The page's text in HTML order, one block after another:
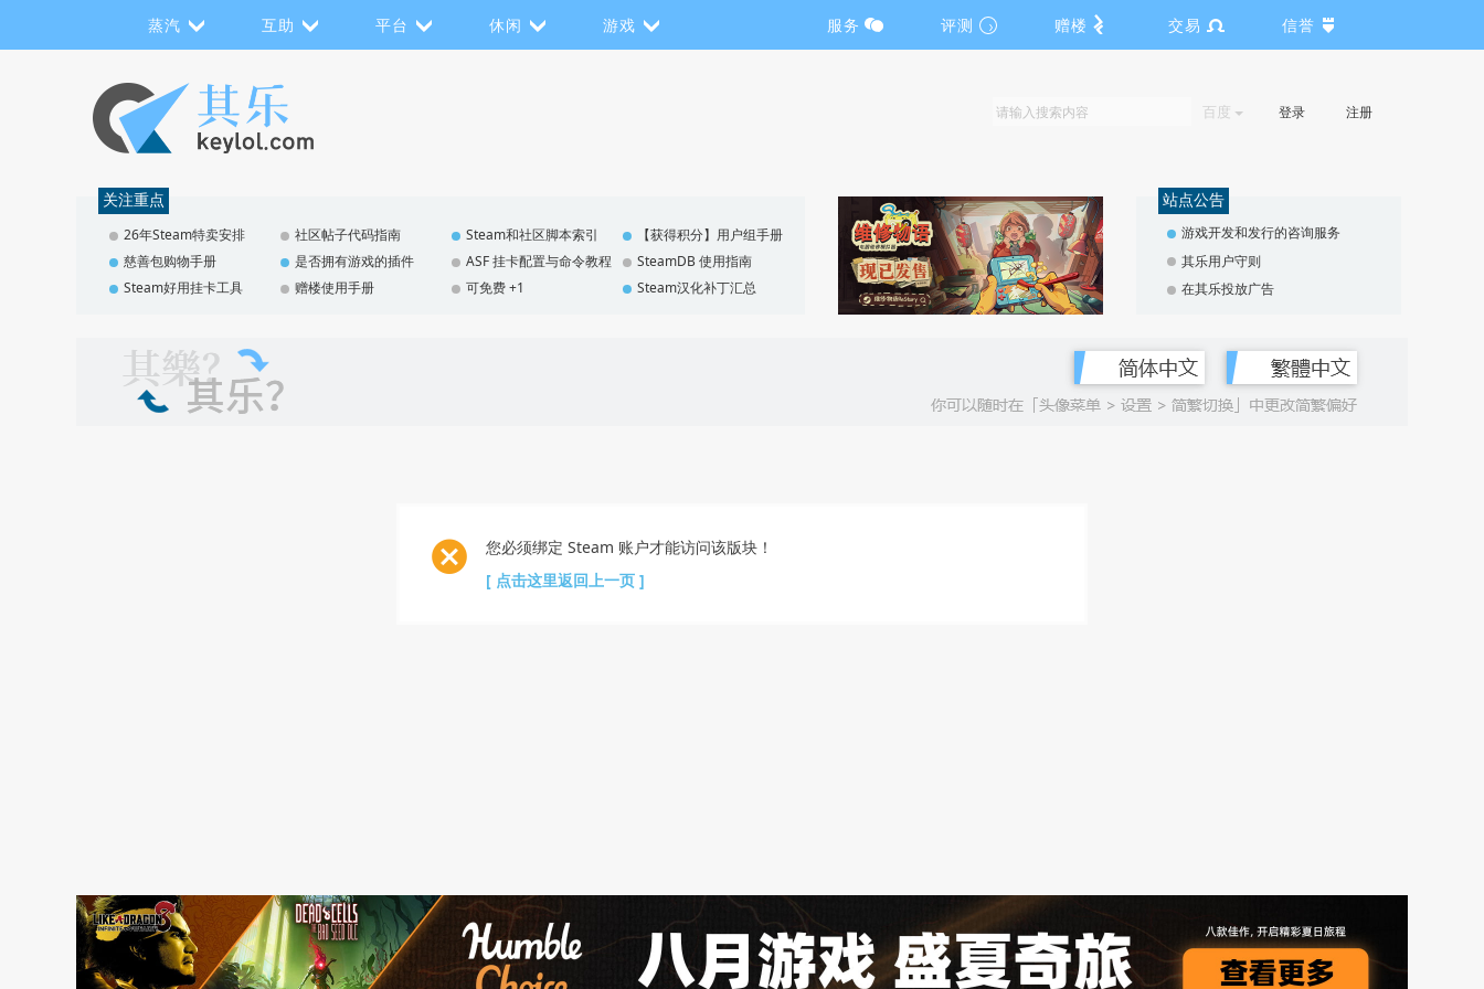
蒸汽 互助 平台 休闲 游戏 服务 评测 赠楼 交易 信誉
百度 登录 注册
关注重点
26年Steam特卖安排 社区帖子代码指南 Steam和社区脚本索引
【获得积分】用户组手册
慈善包购物手册
是否拥有游戏的插件 ASF 挂卡配置与命令教程
SteamDB 使用指南
Steam好用挂卡工具
赠楼使用手册 可免费 +1 Steam汉化补丁汇总
站点公告
游戏开发和发行的咨询服务
其乐用户守则
在其乐投放广告
您必须绑定 Steam 账户才能访问该版块！
[ 点击这里返回上一页 ]